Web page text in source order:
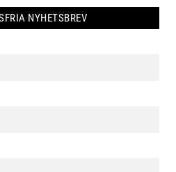
NYHETSBREV